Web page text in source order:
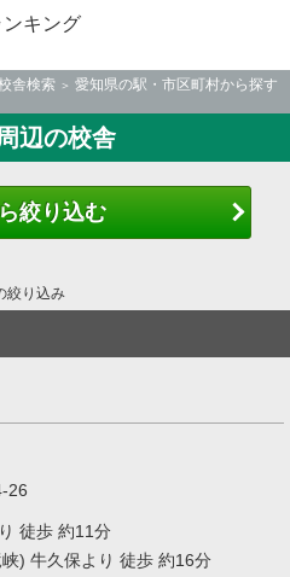
キング
舎検索
愛知県の駅・市区町村から探す
辺の校舎
絞り込む
絞り込み
26
徒歩 約11分
) 牛久保より 徒歩 約16分